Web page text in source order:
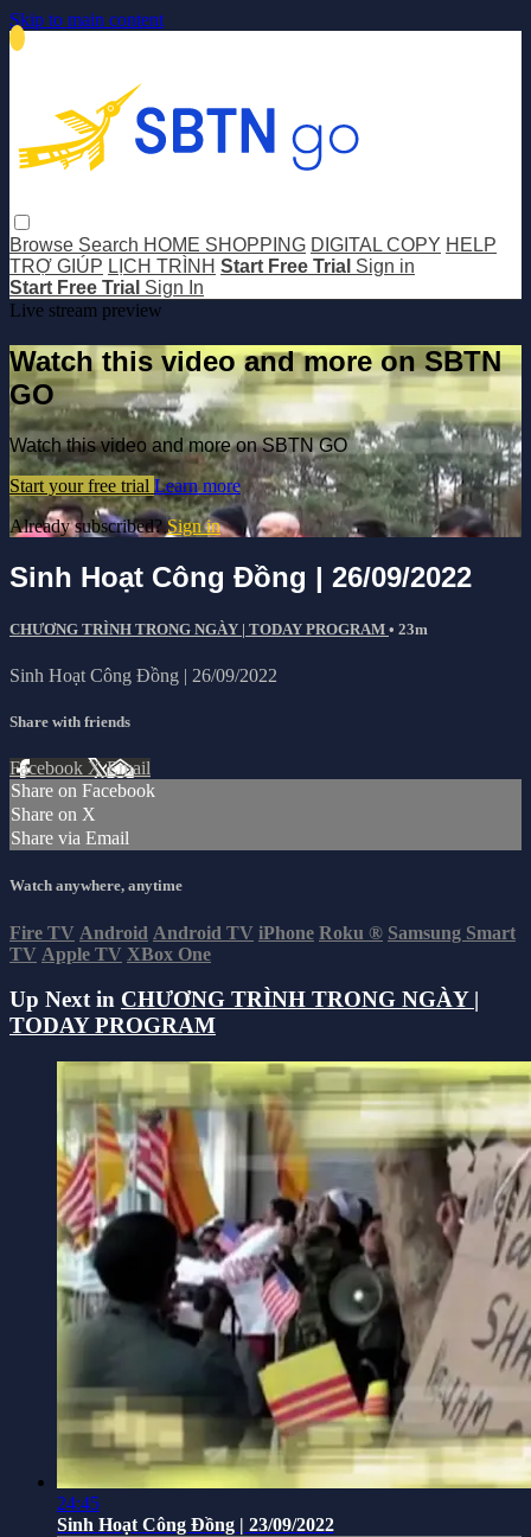
Skip to main content
Browse Search HOME SHOPPING DIGITAL COPY HELP
TRỢ GIÚP LỊCH TRÌNH Start Free Trial Sign in
Start Free Trial Sign In
Live stream preview
Watch this video and more on SBTN
GO
Watch this video and more on SBTN GO
Start your free trial Learn more
Already subscribed?Sign in
Sinh Hoạt Công Đồng | 26/09/2022
CHƯƠNG TRÌNH TRONG NGÀY | TODAY PROGRAM • 23m
Sinh Hoạt Công Đồng | 26/09/2022
Share with friends
Facebook XEmail
Share on Facebook
Share on X
Share via Email
Watch anywhere, anytime
Fire TV Android Android TV iPhone Roku ® Samsung Smart
TV Apple TV XBox One
Up Next in CHƯƠNG TRÌNH TRONG NGÀY |
TODAY PROGRAM
24:45
Sinh Hoạt Công Đồng | 23/09/2022